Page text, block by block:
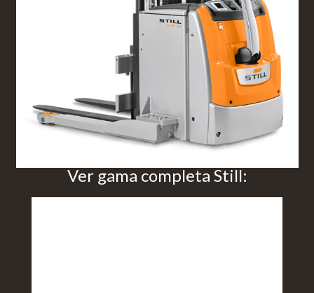
Ver gama completa Still: